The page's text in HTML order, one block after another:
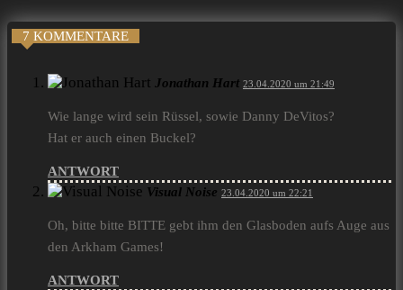
7 KOMMENTARE
Jonathan Hart 23.04.2020 um 21:49
Wie lange wird sein Rüssel, sowie Danny DeVitos?
Hat er auch einen Buckel?
ANTWORT
Visual Noise 23.04.2020 um 22:21
Oh, bitte bitte BITTE gebt ihm den Glasboden aufs Auge aus
den Arkham Games!
ANTWORT